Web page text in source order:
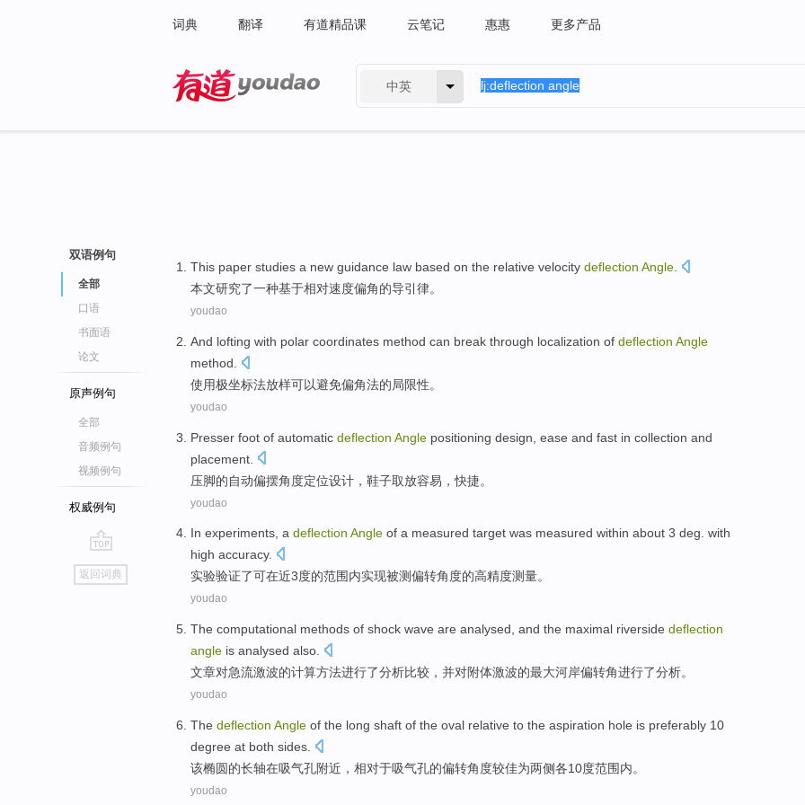
词典 翻译 有道精品课 云笔记 惠惠 更多产品
中英
双语例句
全部
口语
书面语
论文
原声例句
全部
音频例句
视频例句
权威例句
go
top
返回词典
This paper studies a new guidance law based on the relative velocity deflection Angle
本文研究了一种基于相对速度偏角的导引 律。
youdao
And lofting with polar coordinates method can break through localization of deflection Angle
method
使用极坐标法放样可以避免偏角法的局限性。
youdao
Presser foot of automatic deflection Angle positioning design ease and fast in collection and
placement.
压脚的自动偏摆角度定位设计 ，鞋子取放容易 ，快捷。
youdao
In experiments, a deflection Angle of a measured target was measured within about 3 deg. with
high accuracy.
实验验证了可在近3度的范围内实现被测偏转角度的高精度测量。
youdao
The computational methods of shock wave are analysed and the maximal riverside deflection
angle is analysed also.
文章对急流激波的计算方法进行了分析比较， 并对附体激波的最大河岸偏转角进行了分析。
youdao
The deflection Angle of the long shaft of the oval relative to the aspiration hole is preferably 10
degree at both sides
该椭圆的长轴在吸气孔附近， 相对于吸气孔的偏转角度较佳为两侧各10度范围内。
youdao